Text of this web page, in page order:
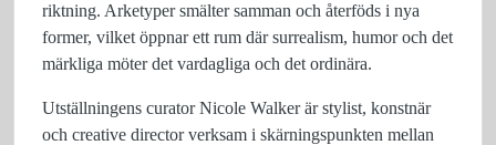
riktning. Arketyper smälter samman och återföds i nya
former, vilket öppnar ett rum där surrealism, humor och det
märkliga möter det vardagliga och det ordinära.
Utställningens curator Nicole Walker är stylist, konstnär
och creative director verksam i skärningspunkten mellan